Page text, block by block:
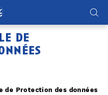
de
de Protection des données